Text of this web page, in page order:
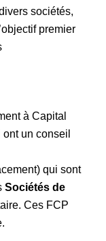
sociétés,
premier
à Capital
un conseil
qui sont
Sociétés de
Ces FCP